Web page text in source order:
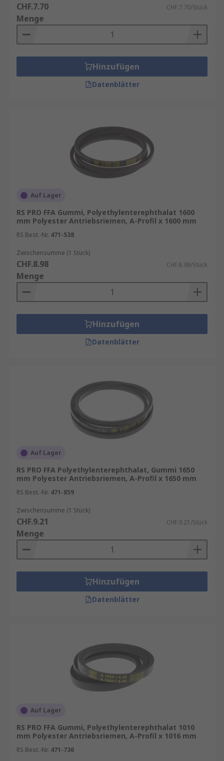
CHF.7.70 CHF.7.70/Stück
Menge
Hinzufügen
Datenblätter
Auf Lager
RS PRO FFA Gummi, Polyethylenterephthalat 1600
mm Polyester Antriebsriemen, A-Profil x 1600 mm
RS Best.-Nr. 471-538
Zwischensumme (1 Stück)
CHF.8.98 CHF.8.98/Stück
Menge
Hinzufügen
Datenblätter
Auf Lager
RS PRO FFA Polyethylenterephthalat, Gummi 1650
mm Polyester Antriebsriemen, A-Profil x 1650 mm
RS Best.-Nr. 471-859
Zwischensumme (1 Stück)
CHF.9.21 CHF.9.21/Stück
Menge
Hinzufügen
Datenblätter
Auf Lager
RS PRO FFA Gummi, Polyethylenterephthalat 1010
mm Polyester Antriebsriemen, A-Profil x 1016 mm
RS Best.-Nr. 471-736